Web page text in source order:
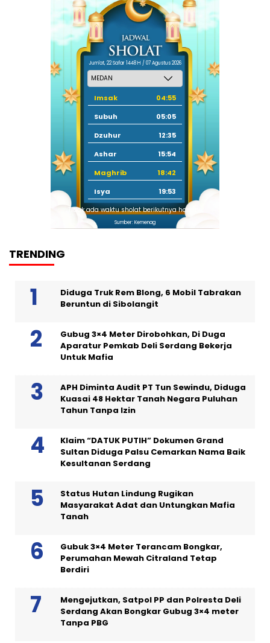
Jum'at, 22 Safar 1448 H / 07 Agustus 2026
Imsak
04:55
Subuh
05:05
Dzuhur
12:35
Ashar
15:54
Maghrib
18:42
Isya
19:53
Tidak ada waktu sholat berikutnya hari ini.
Sumber: Kemenag
TRENDING
Diduga Truk Rem Blong, 6 Mobil Tabrakan
Beruntun di Sibolangit
Gubug 3×4 Meter Dirobohkan, Di Duga
Aparatur Pemkab Deli Serdang Bekerja
Untuk Mafia
APH Diminta Audit PT Tun Sewindu, Diduga
Kuasai 48 Hektar Tanah Negara Puluhan
Tahun Tanpa Izin
Klaim “DATUK PUTIH” Dokumen Grand
Sultan Diduga Palsu Cemarkan Nama Baik
Kesultanan Serdang
Status Hutan Lindung Rugikan
Masyarakat Adat dan Untungkan Mafia
Tanah
Gubuk 3×4 Meter Terancam Bongkar,
Perumahan Mewah Citraland Tetap
Berdiri
Mengejutkan, Satpol PP dan Polresta Deli
Serdang Akan Bongkar Gubug 3×4 meter
Tanpa PBG